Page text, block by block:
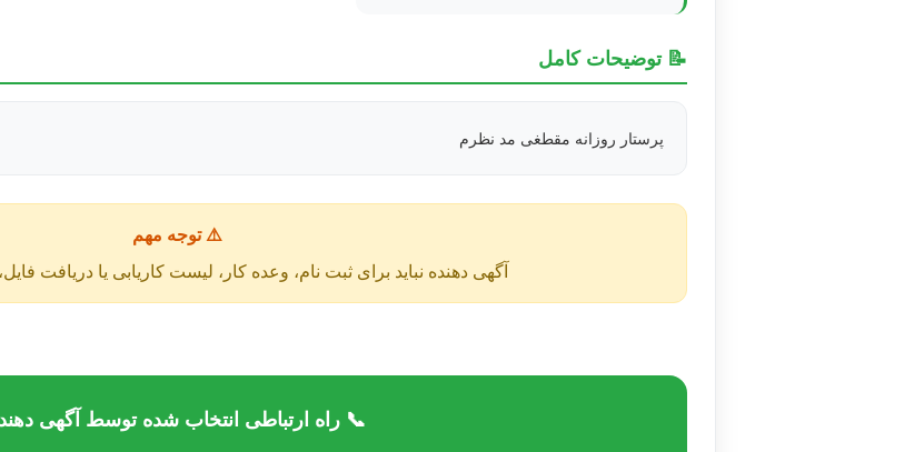
📝 توضیحات کامل
پرستار روزانه مقطغی مد نظرم
⚠️ توجه مهم
آگهی دهنده نباید برای ثبت نام، وعده کار، لیست کاریابی یا دریافت
📞 راه ارتباطی انتخاب شده توسط آگهی